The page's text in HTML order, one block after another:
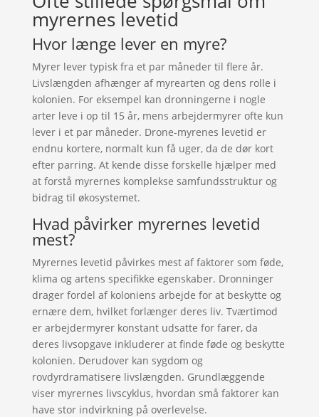
myrernes levetid
Hvor længe lever en myre?
Myrer lever typisk fra et par måneder til flere år.
Livslængden afhænger af myrearten og dens rolle i
kolonien. For eksempel kan dronningerne i nogle
arter leve i op til 15 år, mens arbejdermyrer ofte kun
lever i et par måneder. Drone-myrenes levetid er
endnu kortere, normalt kun få uger, da de dør kort
efter parring. At kende disse forskelle hjælper med
at forstå myrernes komplekse samfundsstruktur og
bidrag til økosystemet.
Hvad påvirker myrernes levetid
mest?
Myrernes levetid påvirkes mest af faktorer som føde,
klima og artens specifikke egenskaber. Dronninger
drager fordel af koloniens arbejde for at beskytte og
ernære dem, hvilket forlænger deres liv. Tværtimod
er arbejdermyrer konstant udsatte for farer, da
deres livsopgave inkluderer at finde føde og beskytte
kolonien. Derudover kan sygdom og
rovdyrdramatisere livslængden. Grundlæggende
viser myrernes livscyklus, hvordan små faktorer kan
have stor indvirkning på overlevelse.